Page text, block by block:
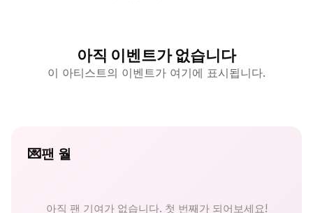
아직 이벤트가 없습니다
이 아티스트의 이벤트가 여기에 표시됩니다.
💌팬 월
아직 팬 기여가 없습니다. 첫 번째가 되어보세요!